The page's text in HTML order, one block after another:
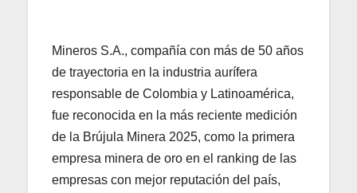
Mineros S.A., compañía con más de 50 años
de trayectoria en la industria aurífera
responsable de Colombia y Latinoamérica,
fue reconocida en la más reciente medición
de la Brújula Minera 2025, como la primera
empresa minera de oro en el ranking de las
empresas con mejor reputación del país,